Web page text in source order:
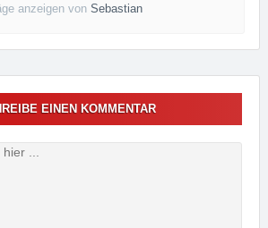
anzeigen vonSebastian
EINEN KOMMENTAR